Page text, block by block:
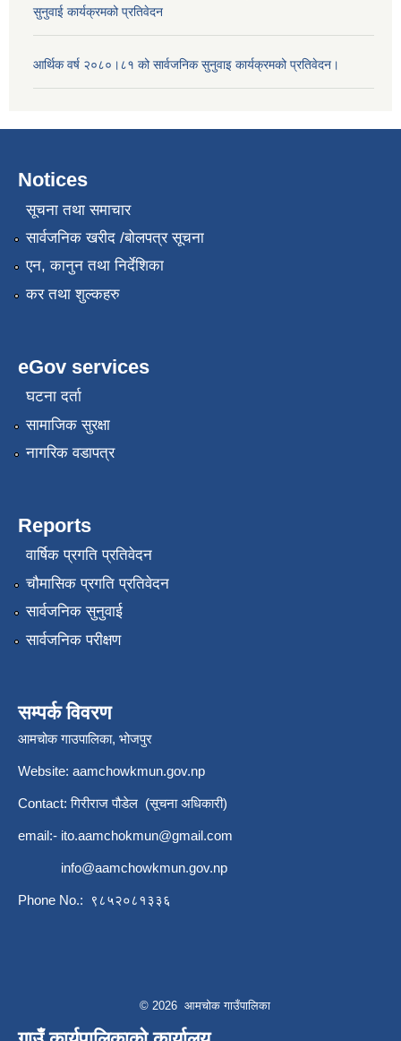
सुनुवाई कार्यक्रमको प्रतिवेदन
आर्थिक वर्ष २०८०।८१ को सार्वजनिक सुनुवाइ कार्यक्रमको प्रतिवेदन।
Notices
सूचना तथा समाचार
सार्वजनिक खरीद /बोलपत्र सूचना
एन, कानुन तथा निर्देशिका
कर तथा शुल्कहरु
eGov services
घटना दर्ता
सामाजिक सुरक्षा
नागरिक वडापत्र
Reports
वार्षिक प्रगति प्रतिवेदन
चौमासिक प्रगति प्रतिवेदन
सार्वजनिक सुनुवाई
सार्वजनिक परीक्षण
सम्पर्क विवरण
आमचोक गाउपालिका, भोजपुर
Website: aamchowkmun.gov.np
Contact: गिरीराज पौडेल (सूचना अधिकारी)
email:- ito.aamchokmun@gmail.com
info@aamchowkmun.gov.np
Phone No.: ९८५२०८१३३६
© 2026 आमचोक गाउँपालिका